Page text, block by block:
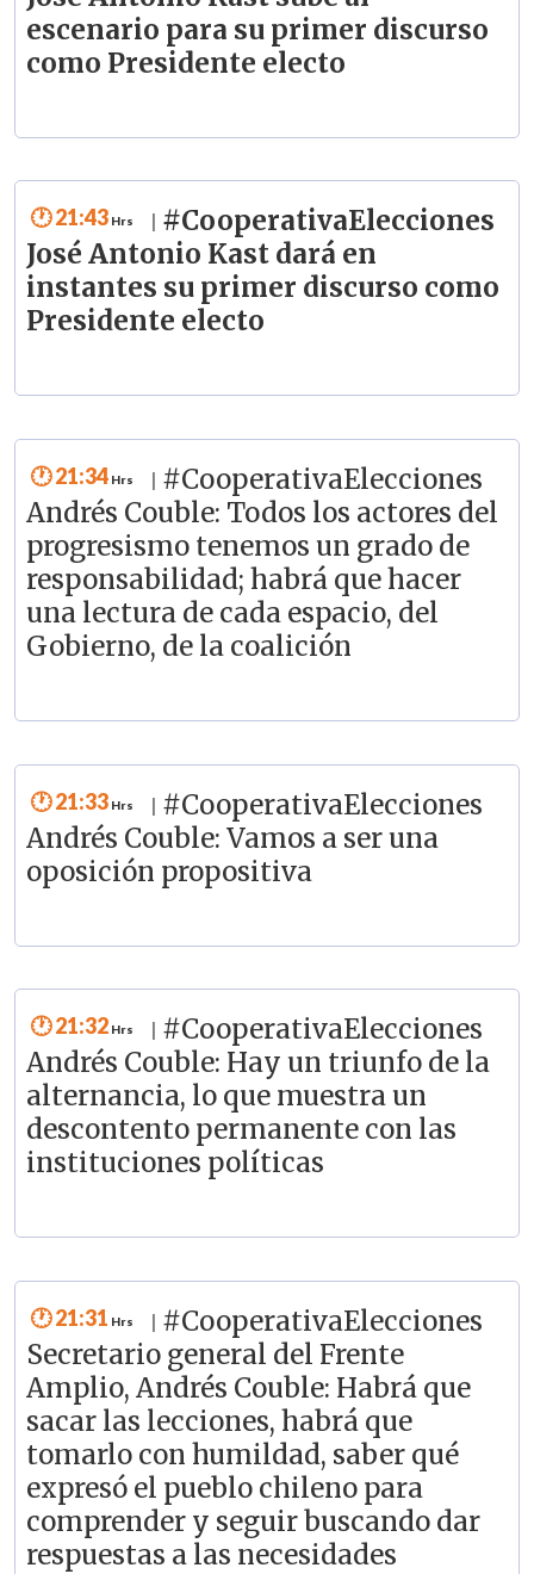
escenario para su primer discurso
como Presidente electo
21:43
#CooperativaElecciones
José Antonio Kast dará en
instantes su primer discurso como
Presidente electo
21:34
#CooperativaElecciones
Andrés Couble: Todos los actores del
progresismo tenemos un grado de
responsabilidad; habrá que hacer
una lectura de cada espacio, del
Gobierno, de la coalición
21:33
#CooperativaElecciones
Andrés Couble: Vamos a ser una
oposición propositiva
21:32
#CooperativaElecciones
Andrés Couble: Hay un triunfo de la
alternancia, lo que muestra un
descontento permanente con las
instituciones políticas
21:31
#CooperativaElecciones
Secretario general del Frente
Amplio, Andrés Couble: Habrá que
sacar las lecciones, habrá que
tomarlo con humildad, saber qué
expresó el pueblo chileno para
comprender y seguir buscando dar
respuestas a las necesidades